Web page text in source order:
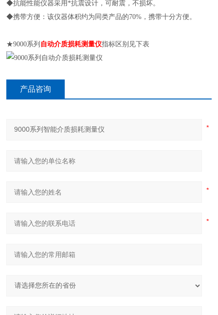
◆抗能性能仪器采用*抗震设计，可耐震，不损坏。
◆携带方便：该仪器体积约为同类产品的70%，携带十分方便。
★9000系列 自动介质损耗测量仪指标区别见下表
产品咨询